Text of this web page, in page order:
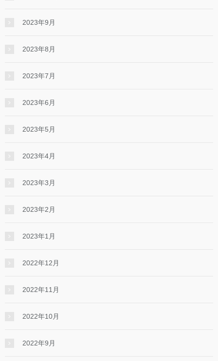
2023年9月
2023年8月
2023年7月
2023年6月
2023年5月
2023年4月
2023年3月
2023年2月
2023年1月
2022年12月
2022年11月
2022年10月
2022年9月